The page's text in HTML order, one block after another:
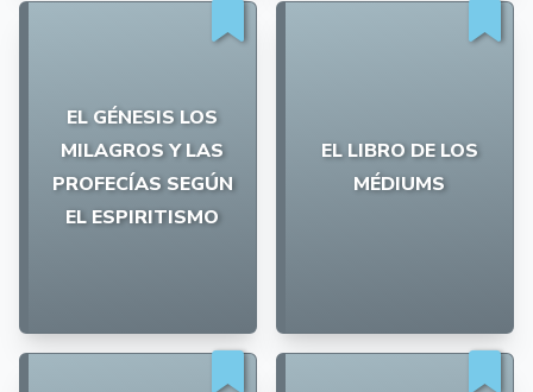
EL GÉNESIS LOS
MILAGROS Y LAS
PROFECÍAS SEGÚN
EL ESPIRITISMO
EL LIBRO DE LOS
MÉDIUMS